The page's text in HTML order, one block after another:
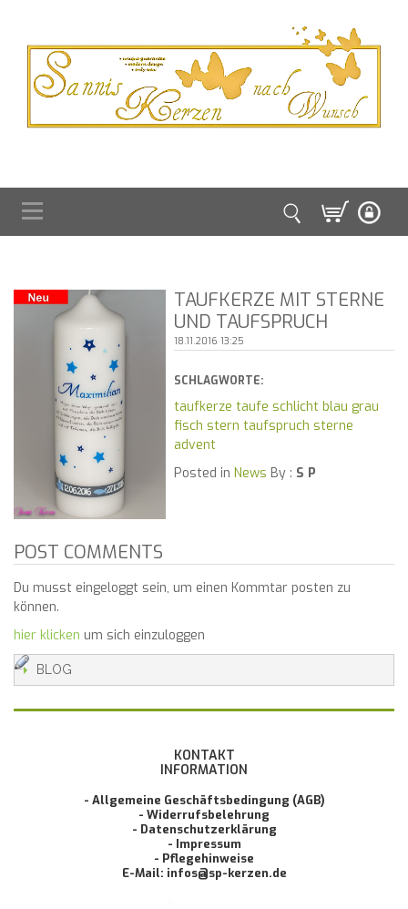
TAUFKERZE MIT STERNE
UND TAUFSPRUCH
18.11.2016 13:25
SCHLAGWORTE:
taufkerze taufe schlicht blau grau
fisch stern taufspruch sterne
advent
Posted in News By : S P
POST COMMENTS
Du musst eingeloggt sein, um einen Kommtar posten zu
können.
hier klicken um sich einzuloggen
BLOG
KONTAKT
INFORMATION
- Allgemeine Geschäftsbedingung (AGB)
- Widerrufsbelehrung
- Datenschutzerklärung
- Impressum
- Pflegehinweise
E-Mail: infos@sp-kerzen.de